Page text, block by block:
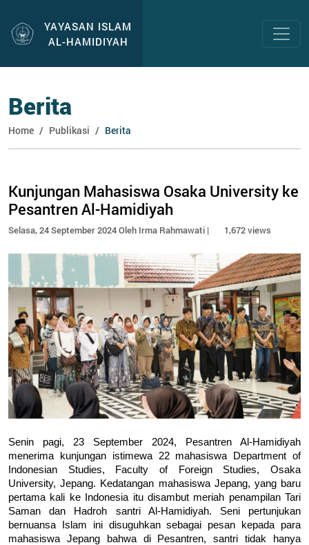
YAYASAN ISLAM
AL-HAMIDIYAH
Berita
Home Publikasi Berita
Kunjungan Mahasiswa Osaka University ke
Pesantren Al-Hamidiyah
Selasa, 24 September 2024 Oleh Irma Rahmawati | 1,672 views
Senin pagi, 23 September 2024, Pesantren Al-Hamidiyah
menerima kunjungan istimewa 22 mahasiswa Department of
Indonesian Studies, Faculty of Foreign Studies, Osaka
University, Jepang. Kedatangan mahasiswa Jepang, yang baru
pertama kali ke Indonesia itu disambut meriah penampilan Tari
Saman dan Hadroh santri Al-Hamidiyah. Seni pertunjukan
bernuansa Islam ini disuguhkan sebagai pesan kepada para
mahasiswa Jepang bahwa di Pesantren, santri tidak hanya